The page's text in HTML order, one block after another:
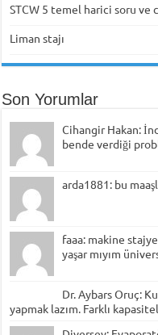
STCW 5 temel harici soru ve
Liman stajı
Son Yorumlar
Cihangir Hakan:
bende verdiği
arda1881: bu
faaa: makine
yaşar mıyım
Dr. Aybars Oruç:
yapmak lazım. Farklı